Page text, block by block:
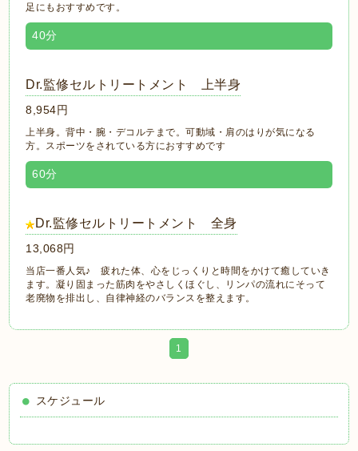
足にもおすすめです。
40分
Dr.監修セルトリートメント 上半身
8,954円
上半身。背中・腕・デコルテまで。可動域・肩のはりが気になる
方。スポーツをされている方におすすめです
60分
Dr.監修セルトリートメント 全身
13,068円
当店一番人気♪ 疲れた体、心をじっくりと時間をかけて癒していき
ます。凝り固まった筋肉をやさしくほぐし、リンパの流れにそって
老廃物を排出し、自律神経のバランスを整えます。
1
スケジュール